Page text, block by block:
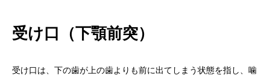
受け口（下顎前突）
受け口は、下の歯が上の歯よりも前に出てしまう状態を指し、噛